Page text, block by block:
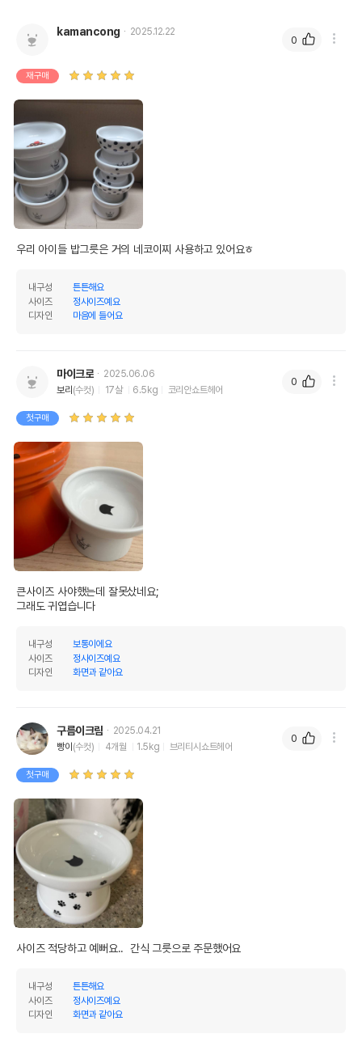
kamancong 2025.12.22
재구매
우리 아이들 밥그릇은 거의 네코이찌 사용하고 있어요ㅎ
내구성
튼튼해요
사이즈
정사이즈예요
디자인
마음에 들어요
0
마이크로
2025.06.06
보리 (수컷) 17살 6.5kg 코리안쇼트헤어
첫구매
큰사이즈 사야했는데 잘못샀네요;
그래도 귀엽습니다
내구성
보통이에요
사이즈
정사이즈예요
디자인
화면과 같아요
0
구름이크림
2025.04.21
빵이(수컷) 4개월 1.5kg 브리티시쇼트헤어
첫구매
사이즈 적당하고 예뻐요..  간식 그릇으로 주문했어요
내구성
튼튼해요
사이즈
정사이즈예요
디자인
화면과 같아요
0